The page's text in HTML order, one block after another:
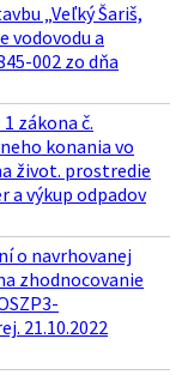
„Veľký Šariš,
vodovodu a
002 zo dňa
zákona č.
konania vo
život. prostredie
a výkup odpadov
o navrhovanej
zhodnocovanie
21.10.2022